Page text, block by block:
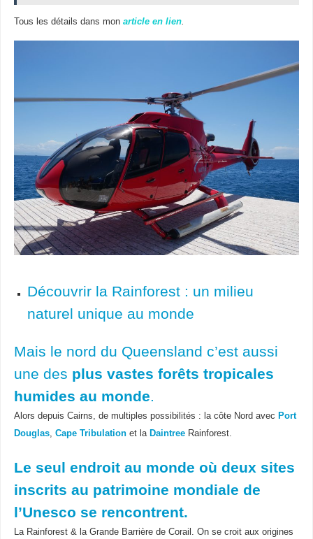
Tous les détails dans mon article en lien.
Découvrir la Rainforest : un milieu
naturel unique au monde
Mais le nord du Queensland c’est aussi
une des plus vastes forêts tropicales
humides au monde.
Alors depuis Cairns, de multiples possibilités : la côte Nord avec Port
Douglas, Cape Tribulationet la DaintreeRainforest.
Le seul endroit au monde où deux sites
inscrits au patrimoine mondiale de
l’Unesco se rencontrent.
La Rainforest & la Grande Barrière de Corail. On se croit aux origines